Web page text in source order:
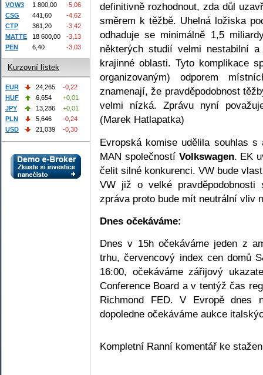
definitivně rozhodnout, zda důl
směrem k těžbě. Uhelná ložiska
odhaduje se minimálně 1,5
některých studií velmi nestabilní
krajinné oblasti. Tyto komplikace
organizovaným) odporem
znamenají, že pravděpodobnost
velmi nízká. Zprávu nyní
(Marek Hatlapatka)
Evropská komise udělila souhlas
MAN společností Volkswagen. EK
čelit silné konkurenci. VW bude
VW již o velké pravděpodobnosti
zpráva proto bude mít neutrální vliv
Dnes očekáváme:
Dnes v 15h očekáváme jeden z
trhu, červencový index cen domů
16:00, očekáváme zářijový
Conference Board a v tentýž čas
Richmond FED. V Evropě dnes
dopoledne očekáváme aukce
Kompletní Ranní komentář ke
VOW3 1 800,00
-5,06
CSG
441,60
-4,62
CTP
361,20
-3,42
MATTE
18 600,00
-3,13
PEN
6,40 -3,03
Kurzovní lístek
EUR 24,265
-0,22
HUF
6,654
+0,01
JPY
13,286
+0,01
PLN
5,646
-0,24
USD
21,039 -0,30